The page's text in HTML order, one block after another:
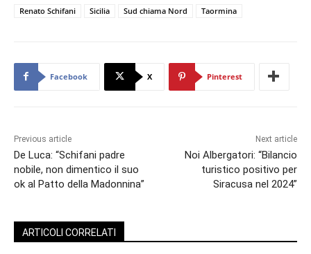
Renato Schifani
Sicilia Sud chiama Nord Taormina
Facebook X Pinterest
Previous article
De Luca: “Schifani padre
nobile, non dimentico il suo
ok al Patto della Madonnina”
Next article
Noi Albergatori: “Bilancio
turistico positivo per
Siracusa nel 2024”
ARTICOLI CORRELATI